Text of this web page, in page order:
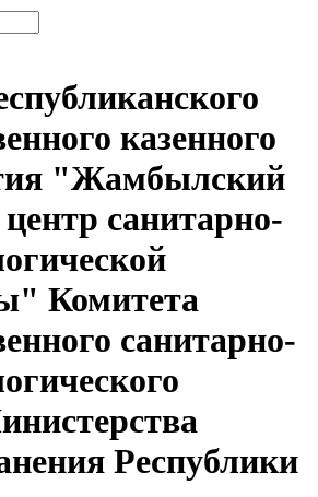
казенного
"Жамбылский
санитарно-
Комитета
санитарно-
Республики